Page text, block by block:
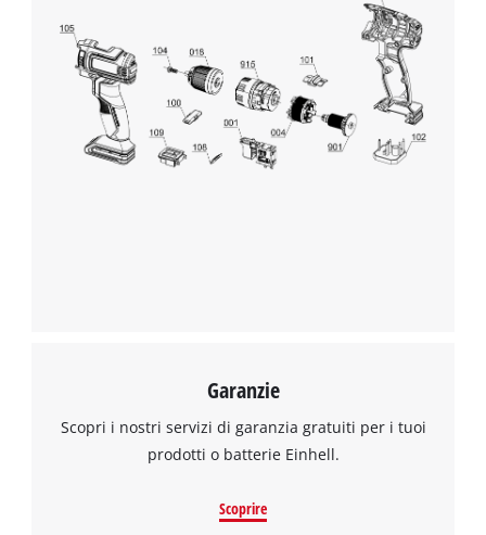
Abbiamo bisogno del vostro permesso
Garanzie
Scopri i nostri servizi di garanzia gratuiti per i tuoi
prodotti o batterie Einhell.
Scoprire